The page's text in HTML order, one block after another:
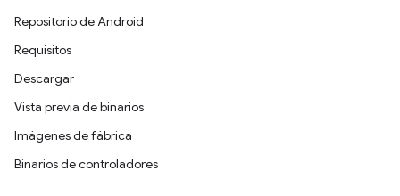
Repositorio de Android
Requisitos
Descargar
Vista previa de binarios
Imágenes de fábrica
Binarios de controladores